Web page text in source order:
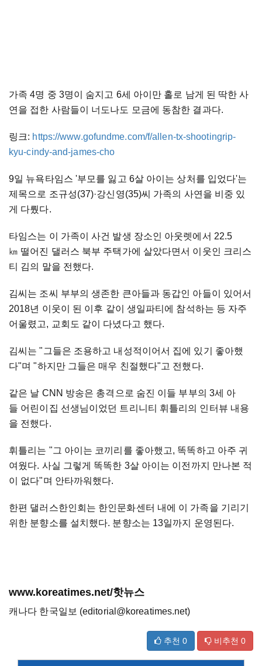
가족 4명 중 3명이 숨지고 6세 아이만 홀로 남게 된 딱한 사
연을 접한 사람들이 너도나도 모금에 동참한 결과다.
링크: https://www.gofundme.com/f/allen-tx-shootingrip-
kyu-cindy-and-james-cho
9일 뉴욕타임스 '부모를 잃고 6살 아이는 상처를 입었다'는
제목으로 조규성(37)·강신영(35)씨 가족의 사연을 비중 있
게 다뤘다.
타임스는 이 가족이 사건 발생 장소인 아웃렛에서 22.5
㎞ 떨어진 댈러스 북부 주택가에 살았다면서 이웃인 크리스
티 김의 말을 전했다.
김씨는 조씨 부부의 생존한 큰아들과 동갑인 아들이 있어서
2018년 이웃이 된 이후 같이 생일파티에 참석하는 등 자주
어울렸고, 교회도 같이 다녔다고 했다.
김씨는 "그들은 조용하고 내성적이어서 집에 있기 좋아했
다"며 "하지만 그들은 매우 친절했다"고 전했다.
같은 날 CNN 방송은 총격으로 숨진 이들 부부의 3세 아
들 어린이집 선생님이었던 트리니티 휘틀리의 인터뷰 내용
을 전했다.
휘틀리는 "그 아이는 코끼리를 좋아했고, 똑똑하고 아주 귀
여웠다. 사실 그렇게 똑똑한 3살 아이는 이전까지 만나본 적
이 없다"며 안타까워했다.
한편 댈러스한인회는 한인문화센터 내에 이 가족을 기리기
위한 분향소를 설치했다. 분향소는 13일까지 운영된다.
www.koreatimes.net/핫뉴스
캐나다 한국일보 (editorial@koreatimes.net)
추천 0 비추천 0